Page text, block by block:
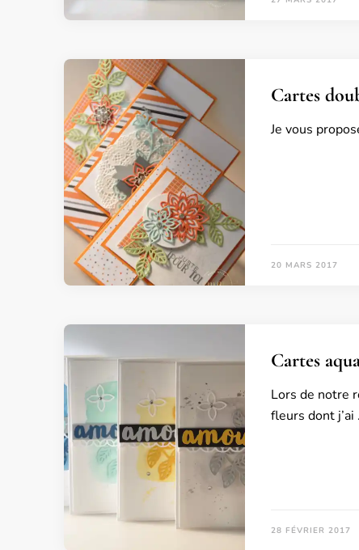
Cartes
Je vous
20 MARS 2017
Cartes
Lors de notre
fleurs dont j’ai
28 FÉVRIER 2017